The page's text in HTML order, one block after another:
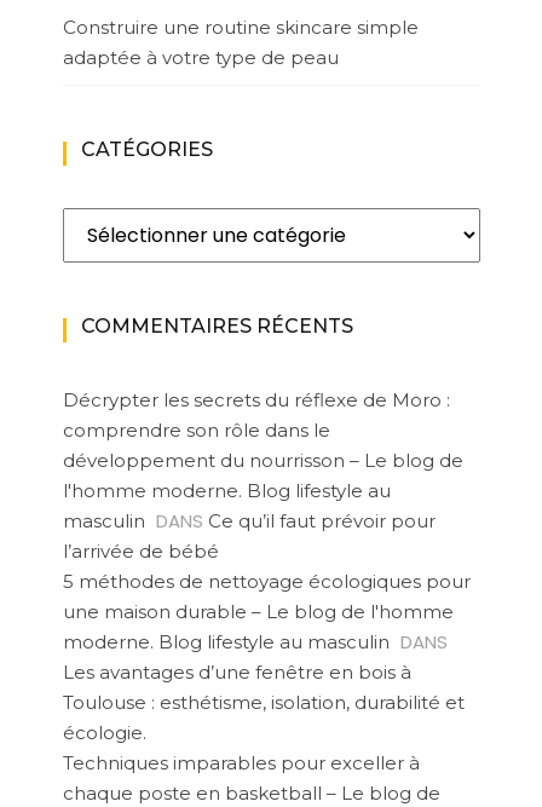
Construire une routine skincare simple
adaptée à votre type de peau
CATÉGORIES
Catégories
COMMENTAIRES RÉCENTS
Décrypter les secrets du réflexe de Moro :
comprendre son rôle dans le
développement du nourrisson – Le blog de
l'homme moderne. Blog lifestyle au
masculin DANS Ce qu’il faut prévoir pour
l’arrivée de bébé
5 méthodes de nettoyage écologiques pour
une maison durable – Le blog de l'homme
moderne. Blog lifestyle au masculin DANS
Les avantages d’une fenêtre en bois à
Toulouse : esthétisme, isolation, durabilité et
écologie.
Techniques imparables pour exceller à
chaque poste en basketball – Le blog de